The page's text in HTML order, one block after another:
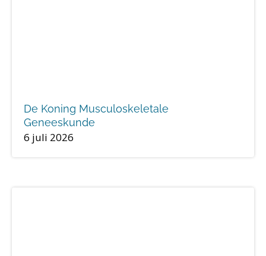
De Koning Musculoskeletale
Geneeskunde
6 juli 2026